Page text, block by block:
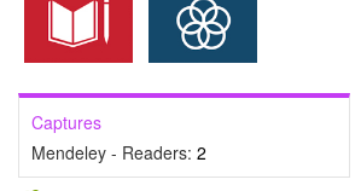
Captures
Mendeley - Readers: 2